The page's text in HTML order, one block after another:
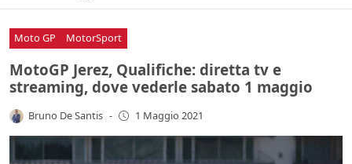
Moto GP MotorSport
MotoGP Jerez, Qualifiche: diretta tv e
streaming, dove vederle sabato 1 maggio
Bruno De Santis - 1 Maggio 2021